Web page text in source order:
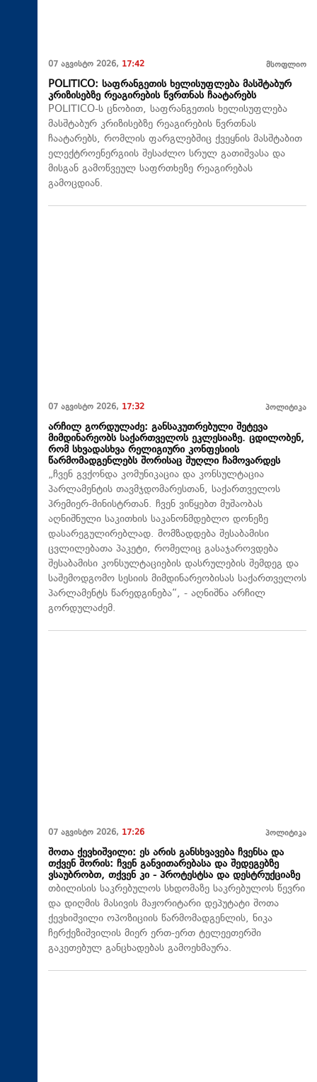
07 აგვისტო 2026, 17:42 მსოფლიო
POLITICO: საფრანგეთის ხელისუფლება მასშტაბურ
კრიზისებზე რეაგირების წვრთნას ჩაატარებს
POLITICO-ს ცნობით, საფრანგეთის ხელისუფლება
მასშტაბურ კრიზისებზე რეაგირების წვრთნას
ჩაატარებს, რომლის ფარგლებშიც ქვეყნის მასშტაბით
ელექტროენერგიის შესაძლო სრულ გათიშვასა და
მისგან გამოწვეულ საფრთხეზე რეაგირებას
გამოცდიან.
07 აგვისტო 2026, 17:32 პოლიტიკა
არჩილ გორდულაძე: განსაკუთრებული შეტევა
მიმდინარეობს საქართველოს ეკლესიაზე. ცდილობენ,
რომ სხვადასხვა რელიგიური კონფესიის
წარმომადგენლებს შორისაც შუღლი ჩამოვარდეს
„ჩვენ გვქონდა კომუნიკაცია და კონსულტაცია
პარლამენტის თავმჯდომარესთან, საქართველოს
პრემიერ-მინისტრთან. ჩვენ ვიწყებთ მუშაობას
აღნიშნული საკითხის საკანონმდებლო დონეზე
დასარეგულირებლად. მომზადდება შესაბამისი
ცვლილებათა პაკეტი, რომელიც გასაჯაროვდება
შესაბამისი კონსულტაციების დასრულების შემდეგ და
საშემოდგომო სესიის მიმდინარეობისას საქართველოს
პარლამენტს წარედგინება“, - აღნიშნა არჩილ
გორდულაძემ.
07 აგვისტო 2026, 17:26 პოლიტიკა
შოთა ქევხიშვილი: ეს არის განსხვავება ჩვენსა და
თქვენ შორის: ჩვენ განვითარებასა და შედეგებზე
ვსაუბრობთ, თქვენ კი - პროტესტსა და დესტრუქციაზე
თბილისის საკრებულოს სხდომაზე საკრებულოს წევრი
და დიღმის მასივის მაჟორიტარი დეპუტატი შოთა
ქევხიშვილი ოპოზიციის წარმომადგენლის, ნიკა
ჩერქეზიშვილის მიერ ერთ-ერთ ტელეეთერში
გაკეთებულ განცხადებას გამოეხმაურა.